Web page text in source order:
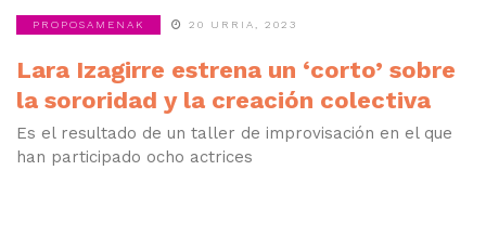
PROPOSAMENAK 20 URRIA, 2023
Lara Izagirre estrena un ‘corto’ sobre
la sororidad y la creación colectiva
Es el resultado de un taller de improvisación en el que
han participado ocho actrices